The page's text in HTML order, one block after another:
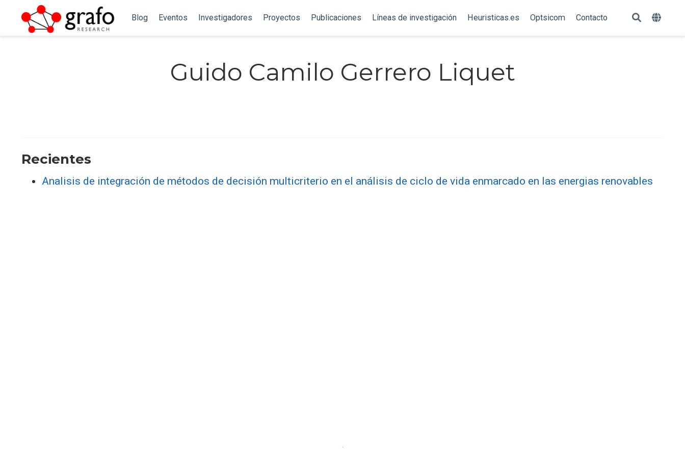
Blog Eventos Investigadores Proyectos Publicaciones Líneas de investigación Heuristicas.es Optsicom Contacto
Guido Camilo Gerrero Liquet
Recientes
Analisis de integración de métodos de decisión multicriterio en el análisis de ciclo de vida enmarcado en las energias renovables
·